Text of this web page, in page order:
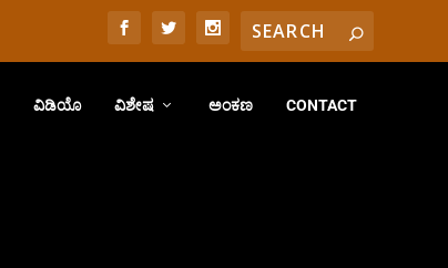
ವಿಡಿಯೊ ವಿಶೇಷ ಅಂಕಣ CONTACT